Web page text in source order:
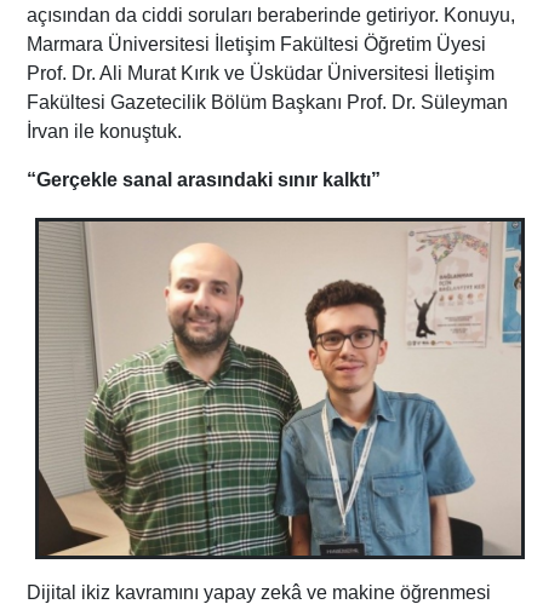
açısından da ciddi soruları beraberinde getiriyor. Konuyu,
Marmara Üniversitesi İletişim Fakültesi Öğretim Üyesi
Prof. Dr. Ali Murat Kırık ve Üsküdar Üniversitesi İletişim
Fakültesi Gazetecilik Bölüm Başkanı Prof. Dr. Süleyman
İrvan ile konuştuk.
“Gerçekle sanal arasındaki sınır kalktı”
Dijital ikiz kavramını yapay zekâ ve makine öğrenmesi